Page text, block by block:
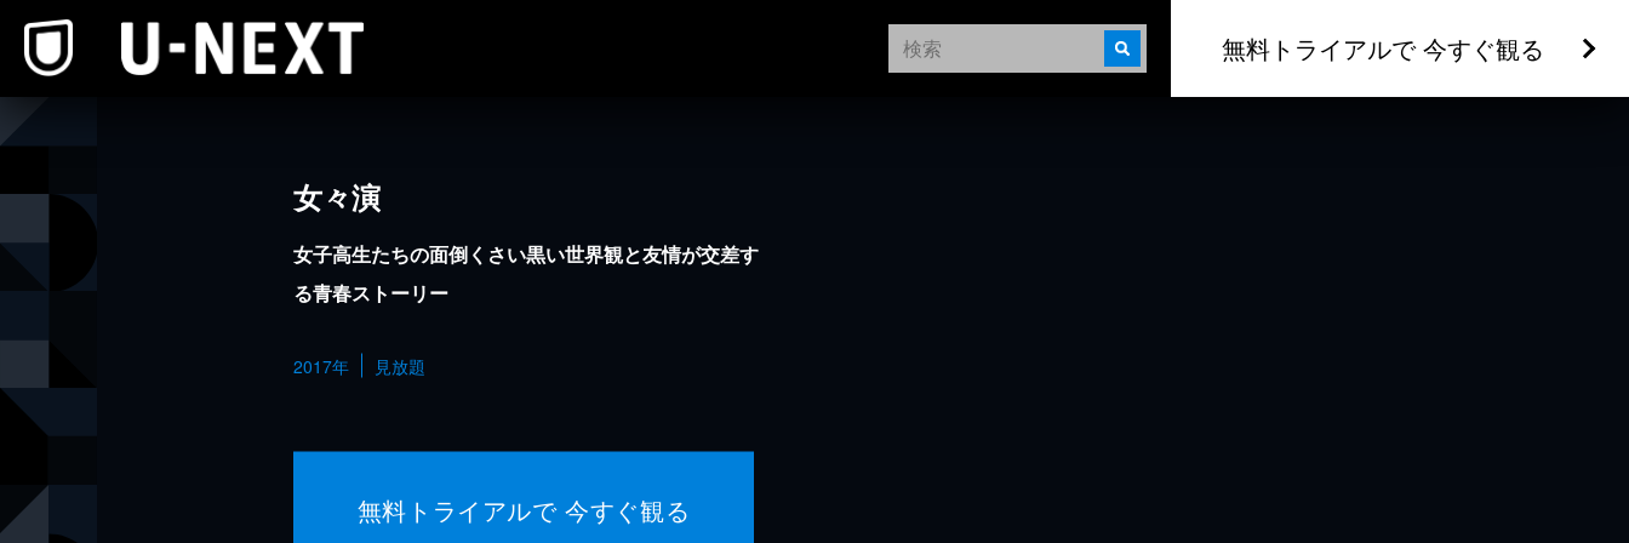
無料トライアルで 今すぐ観る
女々演
女子高生たちの面倒くさい黒い世界観と友情が交差す
る青春ストーリー
2017年 見放題
無料トライアルで 今すぐ観る